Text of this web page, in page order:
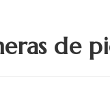
de